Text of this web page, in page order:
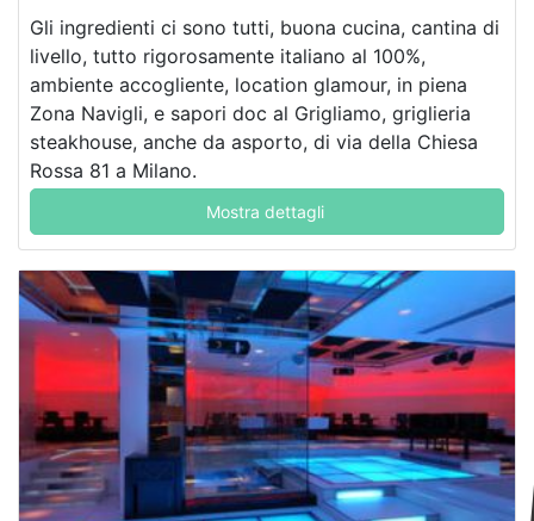
Gli ingredienti ci sono tutti, buona cucina, cantina di
livello, tutto rigorosamente italiano al 100%,
ambiente accogliente, location glamour, in piena
Zona Navigli, e sapori doc al Grigliamo, griglieria
steakhouse, anche da asporto, di via della Chiesa
Rossa 81 a Milano.
Mostra dettagli